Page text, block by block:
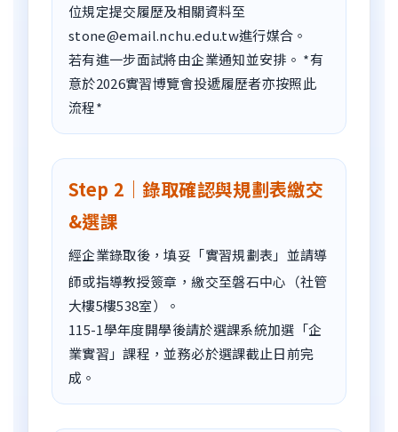
位規定提交履歷及相關資料至
stone@email.nchu.edu.tw進行媒合。
若有進一步面試將由企業通知並安排。 *有
意於2026實習博覽會投遞履歷者亦按照此
流程*
Step 2｜錄取確認與規劃表繳交
&選課
經企業錄取後，填妥「實習規劃表」並請導
師或指導教授簽章，繳交至磐石中心（社管
大樓5樓538室）。
115-1學年度開學後請於選課系統加選「企
業實習」課程，並務必於選課截止日前完
成。